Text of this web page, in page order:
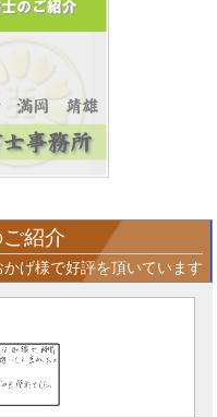
紹介
かげ様で好評を頂いています